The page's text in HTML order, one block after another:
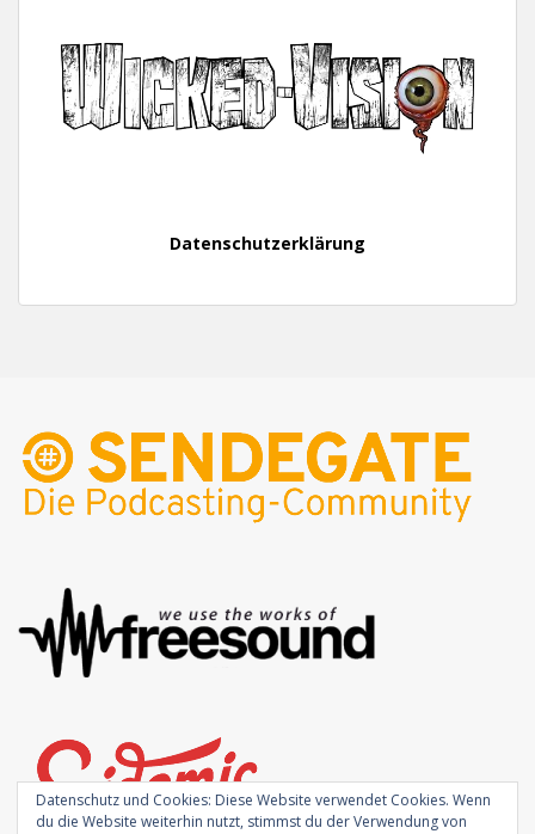
Datenschutzerklärung
Datenschutz und Cookies: Diese Website verwendet Cookies. Wenn
du die Website weiterhin nutzt, stimmst du der Verwendung von